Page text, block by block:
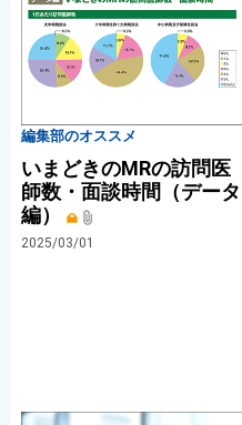
編集部のオススメ
いまどきのMRの訪問医
師数・面談時間（データ
編）
2025/03/01